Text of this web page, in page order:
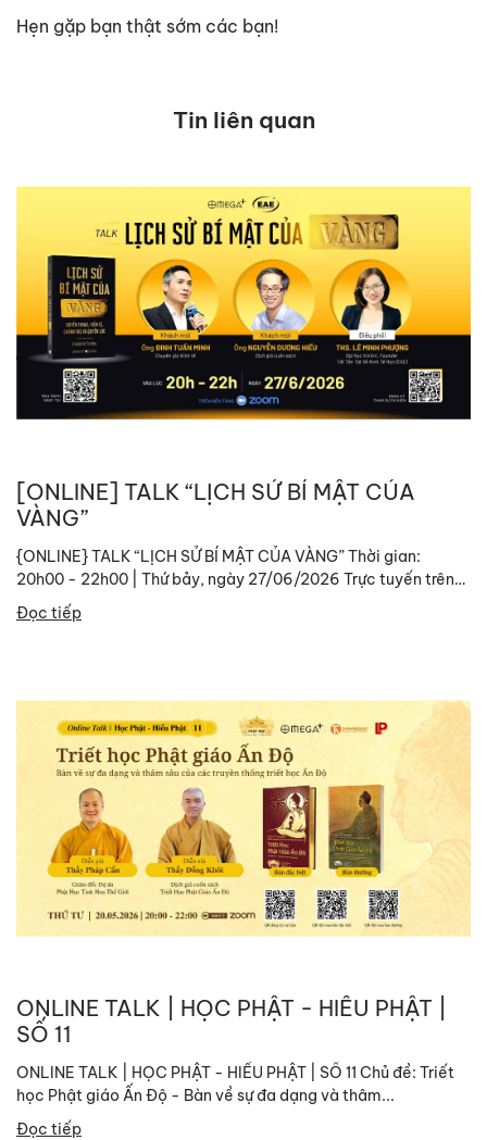
Hẹn gặp bạn thật sớm các bạn!
Tin liên quan
[ONLINE] TALK “LỊCH SỬ BÍ MẬT CỦA
VÀNG”
{ONLINE} TALK “LỊCH SỬ BÍ MẬT CỦA VÀNG” Thời gian:
20h00 - 22h00 | Thứ bảy, ngày 27/06/2026 Trực tuyến trên
nền tảng Zoom Link tham gia:
https://zoom.us/j/96375018556?
Đọc tiếp
ONLINE TALK | HỌC PHẬT - HIỂU PHẬT |
SỐ 11
ONLINE TALK | HỌC PHẬT - HIỂU PHẬT | SỐ 11 Chủ đề: Triết
học Phật giáo Ấn Độ - Bàn về sự đa dạng và thâm...
Đọc tiếp